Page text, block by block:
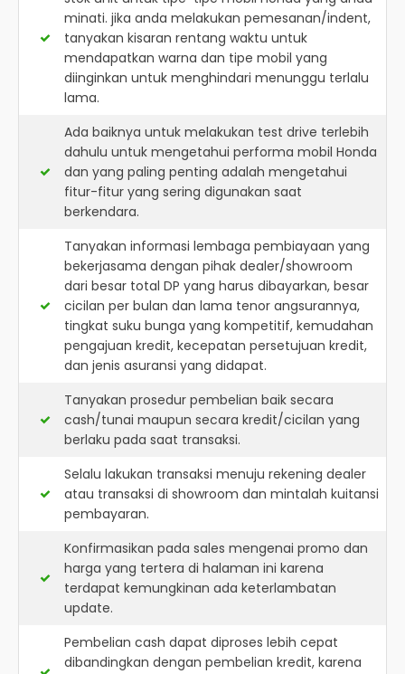
minati. jika anda melakukan pemesanan/indent,
tanyakan kisaran rentang waktu untuk
mendapatkan warna dan tipe mobil yang
diinginkan untuk menghindari menunggu terlalu
lama.
Ada baiknya untuk melakukan test drive terlebih
dahulu untuk mengetahui performa mobil Honda
dan yang paling penting adalah mengetahui
fitur-fitur yang sering digunakan saat
berkendara.
Tanyakan informasi lembaga pembiayaan yang
bekerjasama dengan pihak dealer/showroom
dari besar total DP yang harus dibayarkan, besar
cicilan per bulan dan lama tenor angsurannya,
tingkat suku bunga yang kompetitif, kemudahan
pengajuan kredit, kecepatan persetujuan kredit,
dan jenis asuransi yang didapat.
Tanyakan prosedur pembelian baik secara
cash/tunai maupun secara kredit/cicilan yang
berlaku pada saat transaksi.
Selalu lakukan transaksi menuju rekening dealer
atau transaksi di showroom dan mintalah kuitansi
pembayaran.
Konfirmasikan pada sales mengenai promo dan
harga yang tertera di halaman ini karena
terdapat kemungkinan ada keterlambatan
update.
Pembelian cash dapat diproses lebih cepat
dibandingkan dengan pembelian kredit, karena